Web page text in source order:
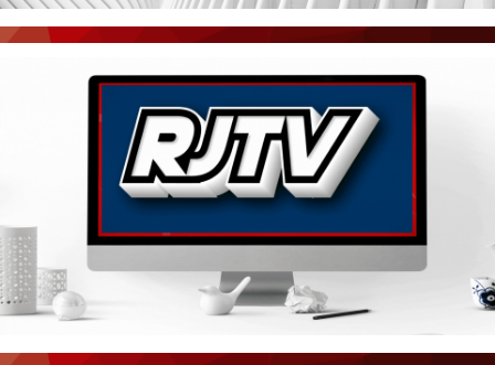
AGÊNCIA DE NOTÍCIAS
CNN BRASIL
PORTAL CEARÁ
ÚLTIMAS POSTAGENS
BOAS NOTÍCIAS...VIRAM MANCHETE!